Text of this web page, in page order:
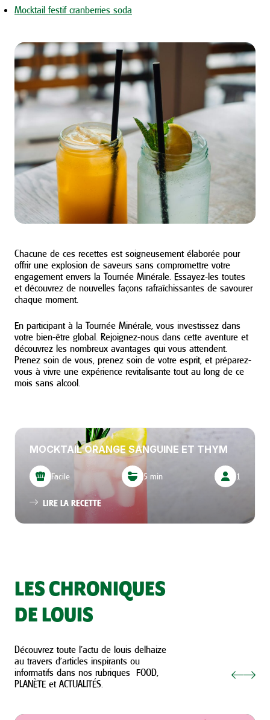
Mocktail festif cranberries soda
Chacune de ces recettes est soigneusement élaborée pour
offrir une explosion de saveurs sans compromettre votre
engagement envers la Tournée Minérale. Essayez-les toutes
et découvrez de nouvelles façons rafraîchissantes de savourer
chaque moment.
En participant à la Tournée Minérale, vous investissez dans
votre bien-être global. Rejoignez-nous dans cette aventure et
découvrez les nombreux avantages qui vous attendent.
Prenez soin de vous, prenez soin de votre esprit, et préparez-
vous à vivre une expérience revitalisante tout au long de ce
mois sans alcool.
MOCKTAIL ORANGE SANGUINE ET THYM
Facile 5 min 1
LIRE LA RECETTE
LES CHRONIQUES
DE LOUIS
Découvrez toute l’actu de louis delhaize
au travers d’articles inspirants ou
informatifs dans nos rubriques FOOD,
PLANÈTE et ACTUALITÉS.